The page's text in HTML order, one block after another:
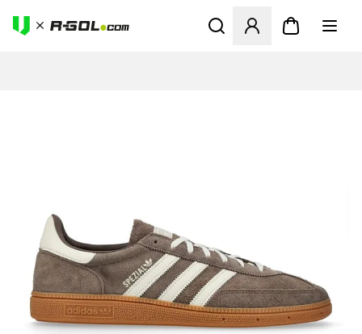
Megnyit egy modált a